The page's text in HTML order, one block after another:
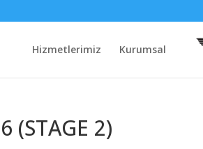
Hizmetlerimiz Kurumsal
(STAGE 2)